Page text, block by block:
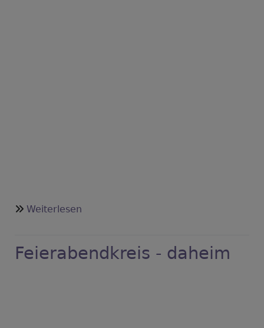
Weiterlesen
letzte
Feierabendkreis - daheim